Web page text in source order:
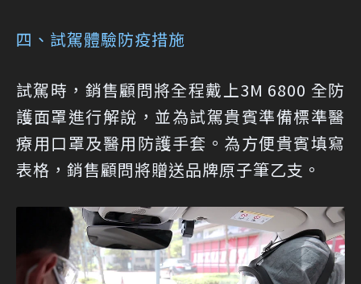
四、試駕體驗防疫措施
試駕時，銷售顧問將全程戴上3M 6800 全防
護面罩進行解說，並為試駕貴賓準備標準醫
療用口罩及醫用防護手套。為方便貴賓填寫
表格，銷售顧問將贈送品牌原子筆乙支。